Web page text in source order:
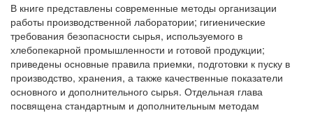
В книге представлены современные методы организации
работы производственной лаборатории; гигиенические
требования безопасности сырья, используемого в
хлебопекарной промышленности и готовой продукции;
приведены основные правила приемки, подготовки к пуску в
производство, хранения, а также качественные показатели
основного и дополнительного сырья. Отдельная глава
посвящена стандартным и дополнительным методам